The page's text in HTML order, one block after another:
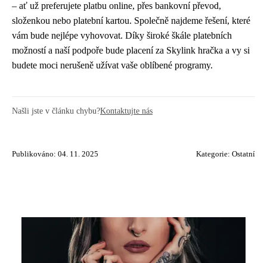
– ať už preferujete platbu online, přes bankovní převod,
složenkou nebo platební kartou. Společně najdeme řešení, které
vám bude nejlépe vyhovovat. Díky široké škále platebních
možností a naší podpoře bude placení za Skylink hračka a vy si
budete moci nerušeně užívat vaše oblíbené programy.
Našli jste v článku chybu?Kontaktujte nás
Publikováno: 04. 11. 2025 Kategorie: Ostatní